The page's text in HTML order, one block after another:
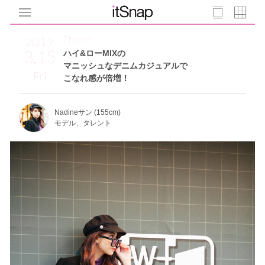
2019
3.15
Fri
ハイ&ローMIXの
マニッシュなデニムカジュアルで
こなれ感が倍増！
Theme
Nadineサン (155cm)
モデル、タレント